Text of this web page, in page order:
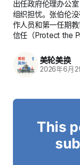
出任政府伦理办公
组织担忧。张伯伦
作人员和第一任期
信任（Protect the
美轮美换
2026年6月
This